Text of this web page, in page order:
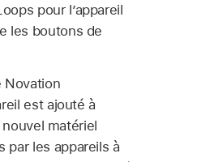
pour l’appareil
les boutons de
Novation
est ajouté à
matériel
par les appareils à